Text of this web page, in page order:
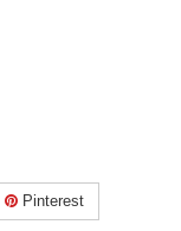
Pinterest